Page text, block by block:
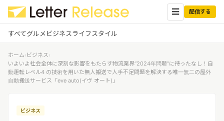
☰ 配信する
すべてグルメビジネスライフスタイル
グルメ
ログイン ✕
企業ユーザーでログイン
する
ホーム› ビジネス›
いよいよ社会全体に深刻な影響をもたらす物流業界“2024年問題”に待ったなし！自
動運転レベル4 の技術を用いた無人搬送で人手不足問題を解決する唯一無二の屋外
自動搬送サービス「eve auto(イヴ オート)」
ビジネス